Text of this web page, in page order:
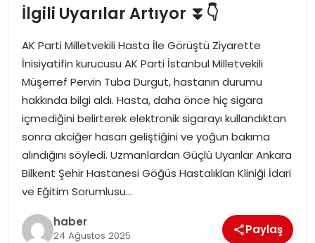
İDEAL YAŞAM
İDEAL SPOR
YAŞAM
MAGAZIN
SAĞLIK
SOSYAL HABER
İlgili Uyarılar Artıyor ⏬👇
AK Parti Milletvekili Hasta İle Görüştü Ziyarette
İnisiyatifin kurucusu AK Parti İstanbul Milletvekili
Müşerref Pervin Tuba Durgut, hastanın durumu
hakkında bilgi aldı. Hasta, daha önce hiç sigara
içmediğini belirterek elektronik sigarayı kullandıktan
sonra akciğer hasarı geliştiğini ve yoğun bakıma
alındığını söyledi. Uzmanlardan Güçlü Uyarılar Ankara
Bilkent Şehir Hastanesi Göğüs Hastalıkları Kliniği İdari
ve Eğitim Sorumlusu…
haber
24 Ağustos 2025 Paylaş